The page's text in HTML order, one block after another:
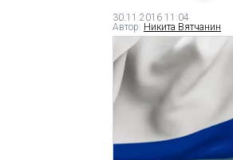
30.11.2016 11:04
Автор: Никита Вятчанин